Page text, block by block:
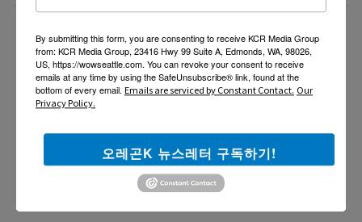
By submitting this form, you are consenting to receive KCR Media Group
from: KCR Media Group, 23416 Hwy 99 Suite A, Edmonds, WA, 98026,
US, https://wowseattle.com. You can revoke your consent to receive
emails at any time by using the SafeUnsubscribe® link, found at the
bottom of every email. Emails are serviced by Constant Contact. Our
Privacy Policy.
오레곤K 뉴스레터 구독하기!